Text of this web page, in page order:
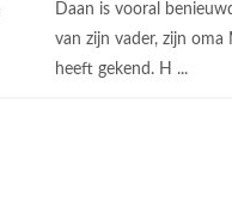
Daan is vooral
van zijn vader, zijn
heeft gekend. H ...